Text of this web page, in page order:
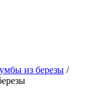
из березы /